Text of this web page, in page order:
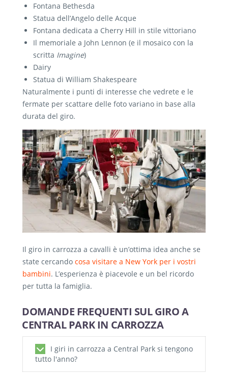
Fontana Bethesda
Statua dell’Angelo delle Acque
Fontana dedicata a Cherry Hill in stile vittoriano
Il memoriale a John Lennon (e il mosaico con la
scritta Imagine)
Dairy
Statua di William Shakespeare
Naturalmente i punti di interesse che vedrete e le
fermate per scattare delle foto variano in base alla
durata del giro.
Il giro in carrozza a cavalli è un’ottima idea anche se
state cercando cosa visitare a New York per i vostri
bambini. L’esperienza è piacevole e un bel ricordo
per tutta la famiglia.
DOMANDE FREQUENTI SUL GIRO A
CENTRAL PARK IN CARROZZA
I giri in carrozza a Central Park si tengono
tutto l'anno?